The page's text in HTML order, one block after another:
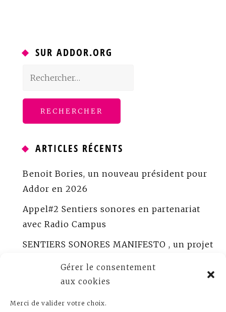
Gérer le consentement
aux cookies
Merci de valider votre choix.
SUR ADDOR.ORG
Rechercher :
ARTICLES RÉCENTS
Benoit Bories, un nouveau président pour
Addor en 2026
Appel#2 Sentiers sonores en partenariat
avec Radio Campus
SENTIERS SONORES MANIFESTO , un projet
ADDOR peaufine Sentiers sonores
Appel à créations sonores documentaires